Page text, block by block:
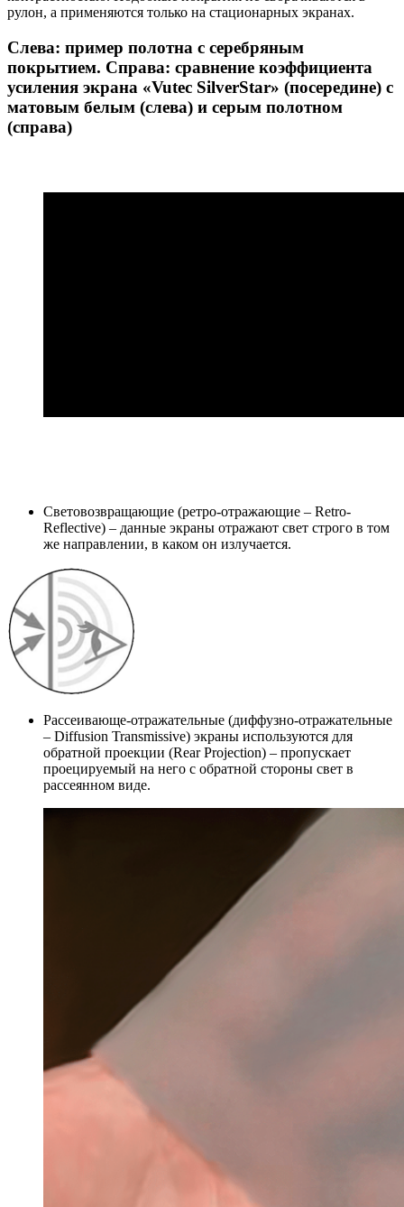
рулон, а применяются только на стационарных экранах.
Слева: пример полотна с серебряным
покрытием. Справа: сравнение коэффициента
усиления экрана «Vutec SilverStar» (посередине) с
матовым белым (слева) и серым полотном
(справа)
Световозвращающие (ретро-отражающие – Retro-
Reflective) – данные экраны отражают свет строго в том
же направлении, в каком он излучается.
Рассеивающе-отражательные (диффузно-отражательные
– Diffusion Transmissive) экраны используются для
обратной проекции (Rear Projection) – пропускает
проецируемый на него с обратной стороны свет в
рассеянном виде.